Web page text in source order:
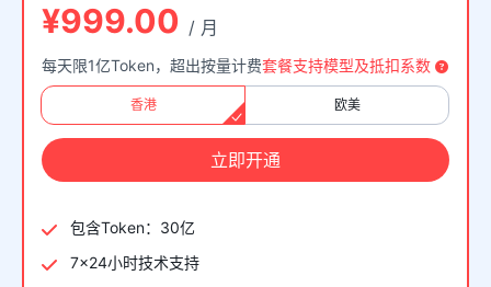
¥999.00 / 月
每天限1亿Token，超出按量计费套餐支持模型及抵扣系数
香港 欧美
立即开通
包含Token：30亿
7×24小时技术支持